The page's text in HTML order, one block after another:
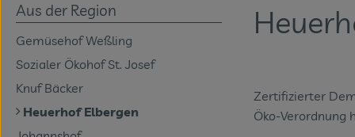
Aus der Region
Gemüsehof Weßling
Sozialer Ökohof St. Josef
Knuf Bäcker
Heuerhof Elbergen
Zertifizierter
Öko-Verordnung